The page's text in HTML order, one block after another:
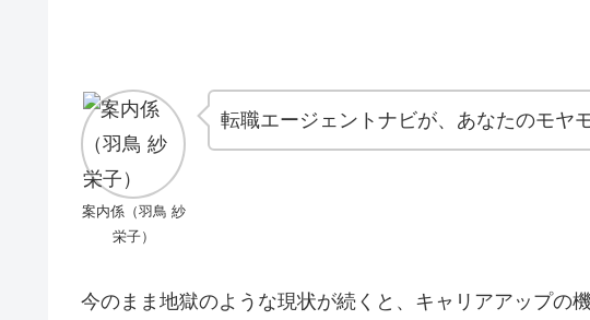
案内係（羽鳥 紗
栄子）
転職エージェントナビが、あなたのモヤ
今のまま地獄のような現状が続くと、キャリアアップの